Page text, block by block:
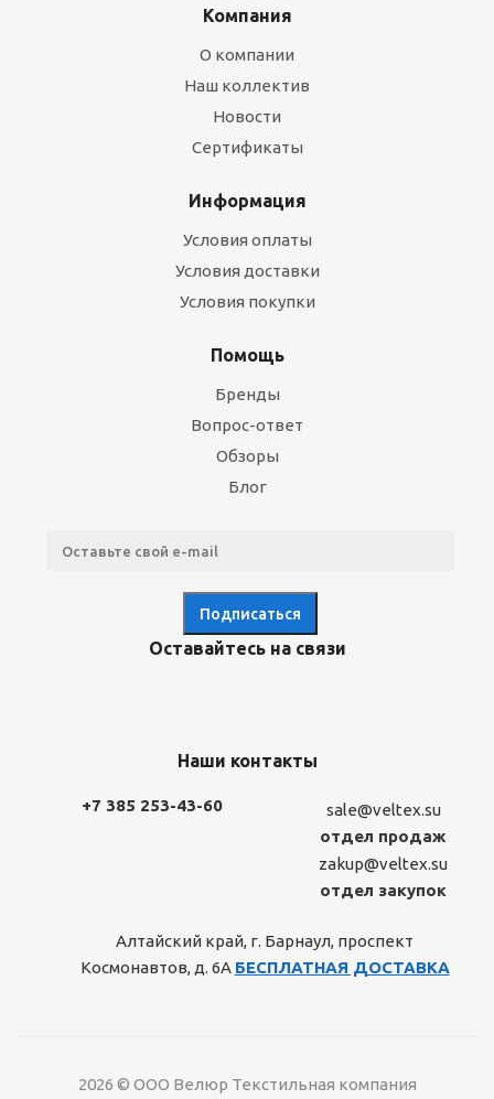
Компания
О компании
Наш коллектив
Новости
Сертификаты
Информация
Условия оплаты
Условия доставки
Условия покупки
Помощь
Бренды
Вопрос-ответ
Обзоры
Блог
Оставайтесь на связи
Наши контакты
+7 385 253-43-60
sale@veltex.su
отдел продаж
zakup@veltex.su
отдел закупок
Алтайский край, г. Барнаул, проспект
Космонавтов, д. 6А БЕСПЛАТНАЯ ДОСТАВКА
2026 © ООО Велюр Текстильная компания